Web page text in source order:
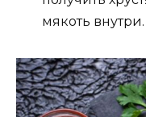
мякоть внутри.